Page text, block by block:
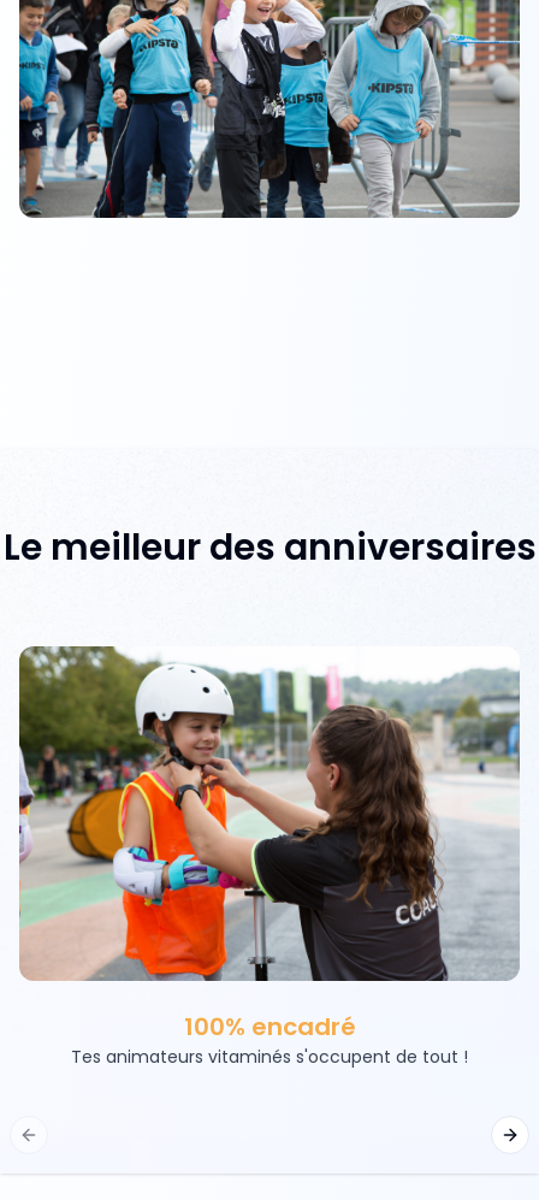
Le meilleur des anniversaires
100% encadré
Tes animateurs vitaminés s'occupent de tout !
Previous slide